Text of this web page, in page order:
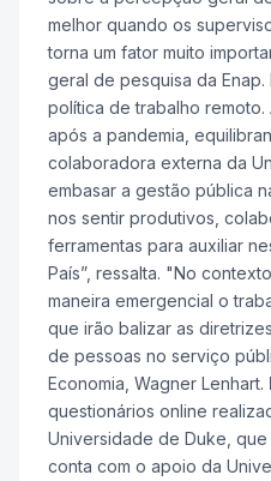
melhor quando os
torna um fator muito
geral de pesquisa da
política de trabalho
após a pandemia,
colaboradora externa da
embasar a gestão pública
nos sentir produtivos,
ferramentas para auxiliar
País”, ressalta. "No
maneira emergencial o
que irão balizar as
de pessoas no serviço
Economia, Wagner Lenhart.
questionários online
Universidade de Duke,
conta com o apoio da